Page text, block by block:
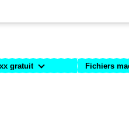
gratuit Fichiers